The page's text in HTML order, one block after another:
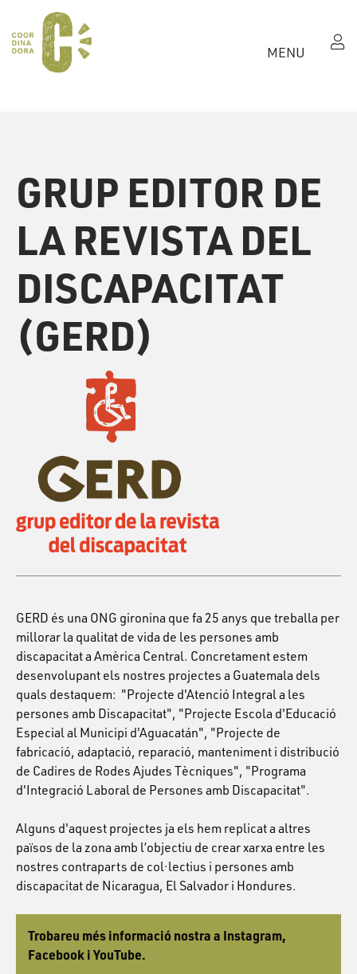
MENU
GRUP EDITOR DE
LA REVISTA DEL
DISCAPACITAT
(GERD)
GERD és una ONG gironina que fa 25 anys que treballa per
millorar la qualitat de vida de les persones amb
discapacitat a Amèrica Central. Concretament estem
desenvolupant els nostres projectes a Guatemala dels
quals destaquem: "Projecte d'Atenció Integral a les
persones amb Discapacitat", "Projecte Escola d'Educació
Especial al Municipi d'Aguacatán", "Projecte de
fabricació, adaptació, reparació, manteniment i distribució
de Cadires de Rodes Ajudes Tècniques", "Programa
d'Integració Laboral de Persones amb Discapacitat".
Alguns d'aquest projectes ja els hem replicat a altres
països de la zona amb l’objectiu de crear xarxa entre les
nostres contraparts de col·lectius i persones amb
discapacitat de Nicaragua, El Salvador i Hondures.
Trobareu més informació nostra a Instagram,
Facebook i YouTube.